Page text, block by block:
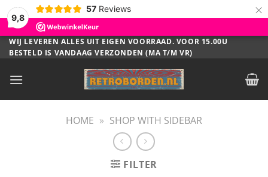
9,8
57 Reviews ×
Ga
naar
WIJ LEVEREN ALLES UIT EIGEN VOORRAAD. VOOR 15.00U
BESTELD IS VANDAAG VERZONDEN (MA T/M VR)
HOME » SHOP WITH SIDEBAR
FILTER